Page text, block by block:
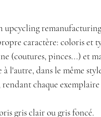
upcycling
caractère: coloris et
(coutures, pinces...) et
l'autre, dans le même
chaque
gris clair ou gris foncé.